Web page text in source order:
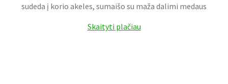
sudeda į korio akeles, sumaišo su maža dalimi medaus
Skaityti plačiau